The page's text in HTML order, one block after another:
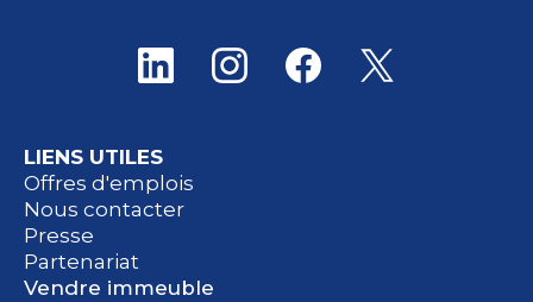
LIENS UTILES
Offres d'emplois
Nous contacter
Presse
Partenariat
Vendre immeuble